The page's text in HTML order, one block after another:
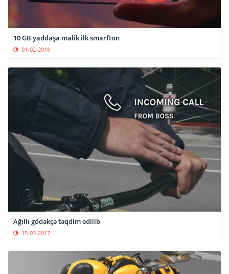
10 GB yaddaşa malik ilk smarfton
01-02-2018
Ağıllı gödəkçə təqdim edilib
15-03-2017